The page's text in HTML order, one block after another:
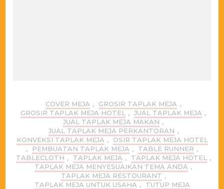
COVER MEJA , GROSIR TAPLAK MEJA ,
GROSIR TAPLAK MEJA HOTEL
, JUAL TAPLAK MEJA ,
JUAL TAPLAK MEJA MAKAN ,
JUAL TAPLAK MEJA PERKANTORAN ,
KONVEKSI TAPLAK MEJA ,
OSIR TAPLAK MEJA HOTEL
,
PEMBUATAN TAPLAK MEJA , TABLE RUNNER ,
TABLECLOTH , TAPLAK MEJA , TAPLAK MEJA HOTEL
,
TAPLAK MEJA MENYESUAIKAN TEMA ANDA ,
TAPLAK MEJA RESTOURANT ,
TAPLAK MEJA UNTUK USAHA , TUTUP MEJA